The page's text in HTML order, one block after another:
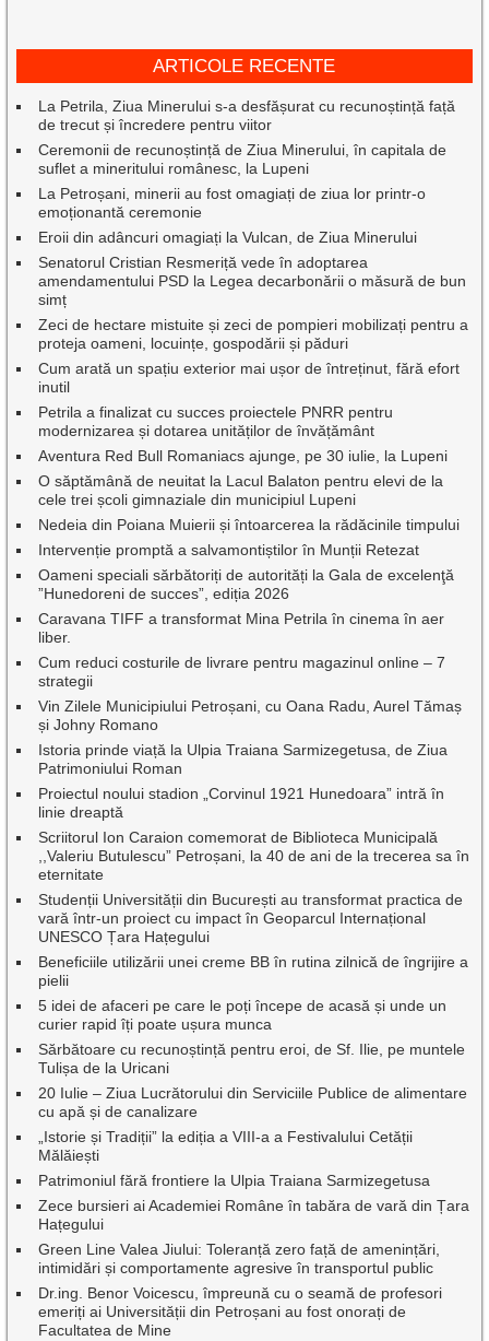
ARTICOLE RECENTE
La Petrila, Ziua Minerului s-a desfășurat cu recunoștință față
de trecut și încredere pentru viitor
Ceremonii de recunoștință de Ziua Minerului, în capitala de
suflet a mineritului românesc, la Lupeni
La Petroșani, minerii au fost omagiați de ziua lor printr-o
emoționantă ceremonie
Eroii din adâncuri omagiați la Vulcan, de Ziua Minerului
Senatorul Cristian Resmeriță vede în adoptarea
amendamentului PSD la Legea decarbonării o măsură de bun
simț
Zeci de hectare mistuite și zeci de pompieri mobilizați pentru a
proteja oameni, locuințe, gospodării și păduri
Cum arată un spațiu exterior mai ușor de întreținut, fără efort
inutil
Petrila a finalizat cu succes proiectele PNRR pentru
modernizarea și dotarea unităților de învățământ
Aventura Red Bull Romaniacs ajunge, pe 30 iulie, la Lupeni
O săptămână de neuitat la Lacul Balaton pentru elevi de la
cele trei școli gimnaziale din municipiul Lupeni
Nedeia din Poiana Muierii și întoarcerea la rădăcinile timpului
Intervenție promptă a salvamontiștilor în Munții Retezat
Oameni speciali sărbătoriți de autorități la Gala de excelenţă
”Hunedoreni de succes”, ediția 2026
Caravana TIFF a transformat Mina Petrila în cinema în aer
liber.
Cum reduci costurile de livrare pentru magazinul online – 7
strategii
Vin Zilele Municipiului Petroșani, cu Oana Radu, Aurel Tămaș
și Johny Romano
Istoria prinde viață la Ulpia Traiana Sarmizegetusa, de Ziua
Patrimoniului Roman
Proiectul noului stadion „Corvinul 1921 Hunedoara” intră în
linie dreaptă
Scriitorul Ion Caraion comemorat de Biblioteca Municipală
,,Valeriu Butulescu” Petroșani, la 40 de ani de la trecerea sa în
eternitate
Studenții Universității din București au transformat practica de
vară într-un proiect cu impact în Geoparcul Internațional
UNESCO Țara Hațegului
Beneficiile utilizării unei creme BB în rutina zilnică de îngrijire a
pielii
5 idei de afaceri pe care le poți începe de acasă și unde un
curier rapid îți poate ușura munca
Sărbătoare cu recunoștință pentru eroi, de Sf. Ilie, pe muntele
Tulișa de la Uricani
20 Iulie – Ziua Lucrătorului din Serviciile Publice de alimentare
cu apă și de canalizare
„Istorie și Tradiții” la ediția a VIII-a a Festivalului Cetății
Mălăiești
Patrimoniul fără frontiere la Ulpia Traiana Sarmizegetusa
Zece bursieri ai Academiei Române în tabăra de vară din Țara
Hațegului
Green Line Valea Jiului: Toleranță zero față de amenințări,
intimidări și comportamente agresive în transportul public
Dr.ing. Benor Voicescu, împreună cu o seamă de profesori
emeriți ai Universității din Petroșani au fost onorați de
Facultatea de Mine